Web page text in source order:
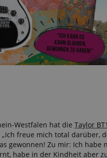
Westfalen hat die Taylor
„Ich freue mich total darüber,
gewonnen! Zu mir: Ich habe
habe in der Kindheit aber